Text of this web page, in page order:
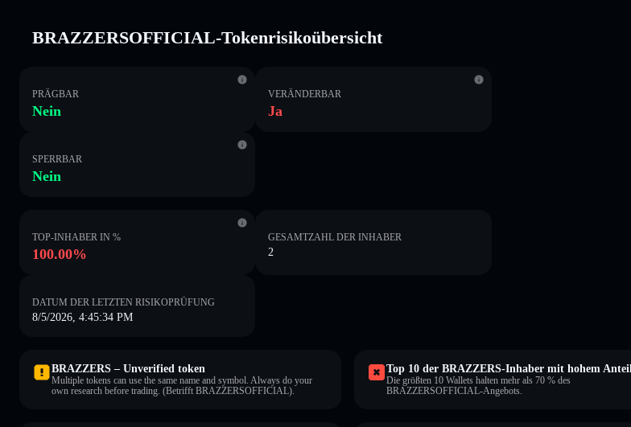
BRAZZERSOFFICIAL-Tokenrisikoübersicht
PRÄGBAR
Nein
VERÄNDERBAR
Ja
SPERRBAR
Nein
TOP-INHABER IN %
100.00%
GESAMTZAHL DER INHABER
2
DATUM DER LETZTEN RISIKOPRÜFUNG
8/5/2026, 4:45:34 PM
BRAZZERS – Unverified token
Multiple tokens can use the same name and symbol. Always do your
own research before trading. (Betrifft BRAZZERSOFFICIAL).
Top 10 der BRAZZERS-Inhaber mit hohem Anteil
Die größten 10 Wallets halten mehr als 70 % des
BRAZZERSOFFICIAL-Angebots.